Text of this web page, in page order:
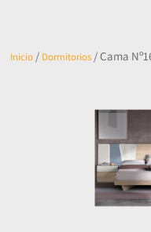
Inicio / Dormitorios / Cama